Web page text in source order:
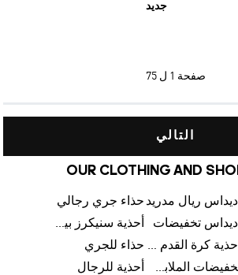
جديد
صفحة 1 ل 75
التالي
OUR CLOTHING AND
اديداس ريال مدريد حذاء جري رجالي
اديداس تخفيضات
أحذية سنيكرز بيضاء للرجال
أحذية كرة القدم للرجال حذاء للجري
تخفيضات الملابس للأطفال
أحذية للرجال